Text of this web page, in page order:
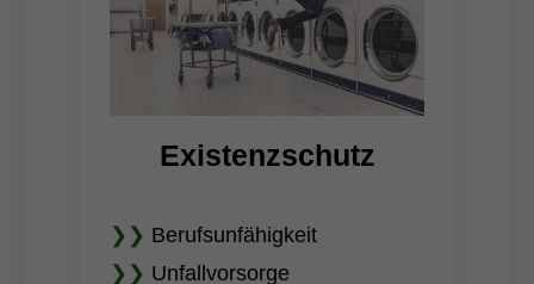
Existenzschutz
❯❯ Berufsunfähigkeit
❯❯ Unfallvorsorge